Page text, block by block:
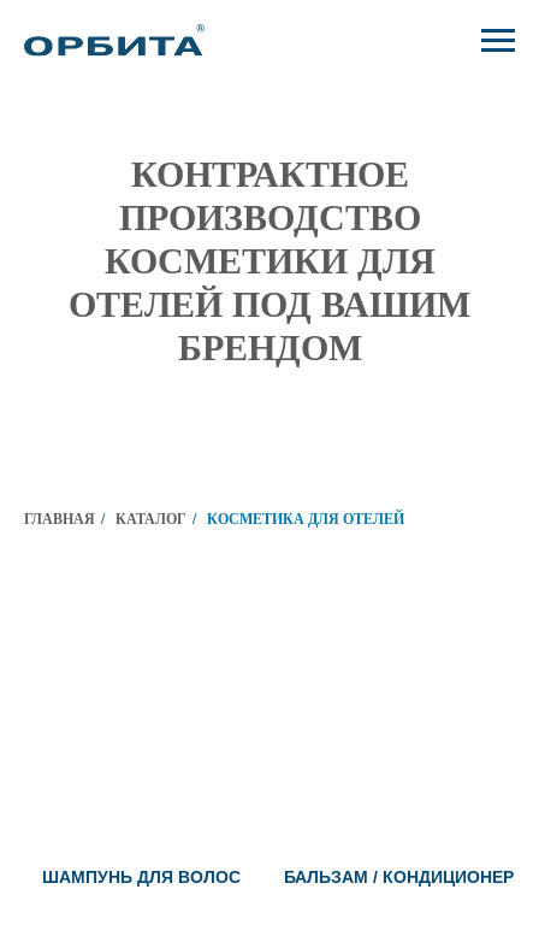
КОНТРАКТНОЕ
ПРОИЗВОДСТВО
КОСМЕТИКИ ДЛЯ
ОТЕЛЕЙ ПОД ВАШИМ
БРЕНДОМ
ГЛАВНАЯ / КАТАЛОГ / КОСМЕТИКА ДЛЯ ОТЕЛЕЙ
ШАМПУНЬ ДЛЯ ВОЛОС БАЛЬЗАМ / КОНДИЦИОНЕР